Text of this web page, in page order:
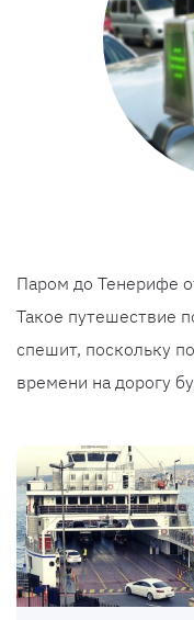
Паром до Тенерифе
Такое путешествие
спешит, поскольку
времени на дорогу